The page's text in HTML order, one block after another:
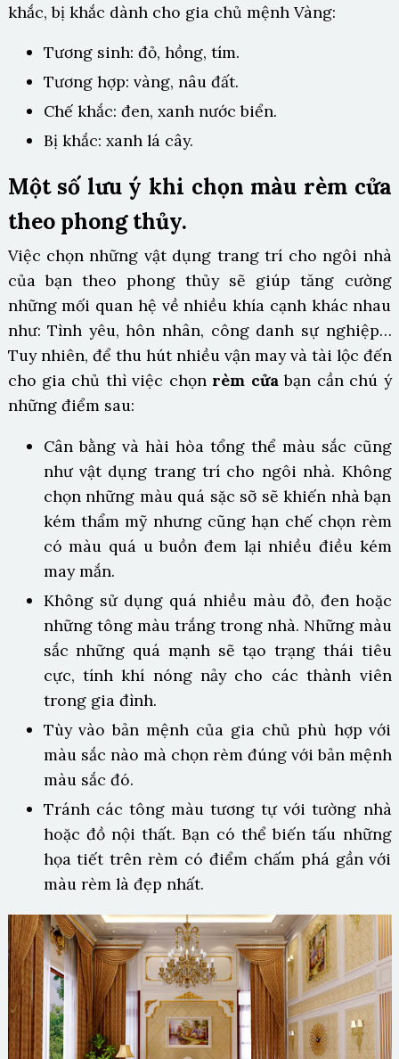
khắc, bị khắc dành cho gia chủ mệnh Vàng:
Tương sinh: đỏ, hồng, tím.
Tương hợp: vàng, nâu đất.
Chế khắc: đen, xanh nước biển.
Bị khắc: xanh lá cây.
Một số lưu ý khi chọn màu rèm cửa
theo phong thủy.
Việc chọn những vật dụng trang trí cho ngôi nhà
của bạn theo phong thủy sẽ giúp tăng cường
những mối quan hệ về nhiều khía cạnh khác nhau
như: Tình yêu, hôn nhân, công danh sự nghiệp…
Tuy nhiên, để thu hút nhiều vận may và tài lộc đến
cho gia chủ thì việc chọn rèm cửabạn cần chú ý
những điểm sau:
Cân bằng và hài hòa tổng thể màu sắc cũng
như vật dụng trang trí cho ngôi nhà. Không
chọn những màu quá sặc sỡ sẽ khiến nhà bạn
kém thẩm mỹ nhưng cũng hạn chế chọn rèm
có màu quá u buồn đem lại nhiều điều kém
may mắn.
Không sử dụng quá nhiều màu đỏ, đen hoặc
những tông màu trắng trong nhà. Những màu
sắc những quá mạnh sẽ tạo trạng thái tiêu
cực, tính khí nóng nảy cho các thành viên
trong gia đình.
Tùy vào bản mệnh của gia chủ phù hợp với
màu sắc nào mà chọn rèm đúng với bản mệnh
màu sắc đó.
Tránh các tông màu tương tự với tường nhà
hoặc đồ nội thất. Bạn có thể biến tấu những
họa tiết trên rèm có điểm chấm phá gần với
màu rèm là đẹp nhất.